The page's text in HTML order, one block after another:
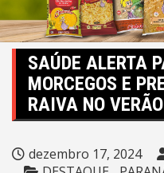
SAÚDE ALERTA
MORCEGOS E
RAIVA NO VERÃO
dezembro 17, 2024